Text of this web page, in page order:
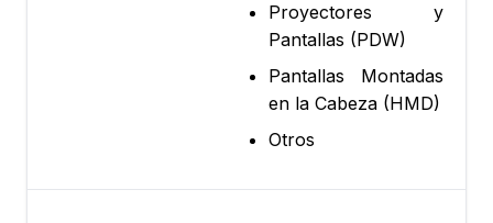
Proyectores y
Pantallas (PDW)
Pantallas Montadas
en la Cabeza (HMD)
Otros